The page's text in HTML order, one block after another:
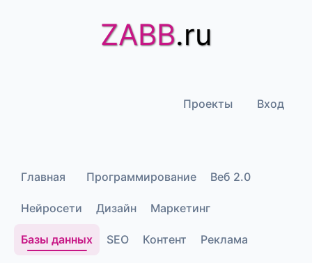
ZABB.ru
Проекты Вход
Главная Программирование Веб 2.0
Нейросети Дизайн Маркетинг
Базы данных SEO Контент Реклама